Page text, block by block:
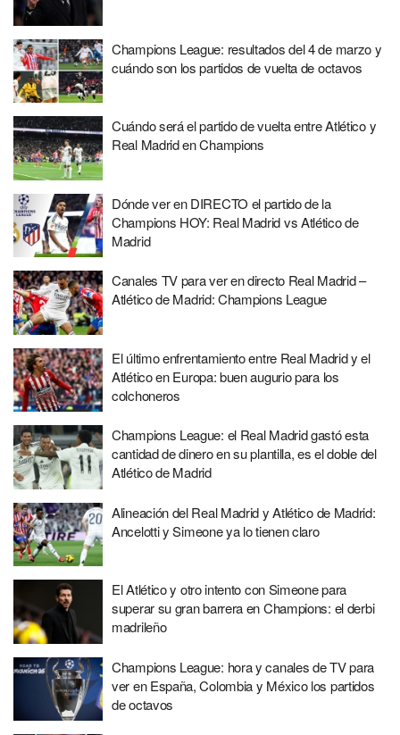
Champions League: resultados del 4 de marzo y
cuándo son los partidos de vuelta de octavos
Cuándo será el partido de vuelta entre Atlético y
Real Madrid en Champions
Dónde ver en DIRECTO el partido de la
Champions HOY: Real Madrid vs Atlético de
Madrid
Canales TV para ver en directo Real Madrid –
Atlético de Madrid: Champions League
El último enfrentamiento entre Real Madrid y el
Atlético en Europa: buen augurio para los
colchoneros
Champions League: el Real Madrid gastó esta
cantidad de dinero en su plantilla, es el doble del
Atlético de Madrid
Alineación del Real Madrid y Atlético de Madrid:
Ancelotti y Simeone ya lo tienen claro
El Atlético y otro intento con Simeone para
superar su gran barrera en Champions: el derbi
madrileño
Champions League: hora y canales de TV para
ver en España, Colombia y México los partidos
de octavos